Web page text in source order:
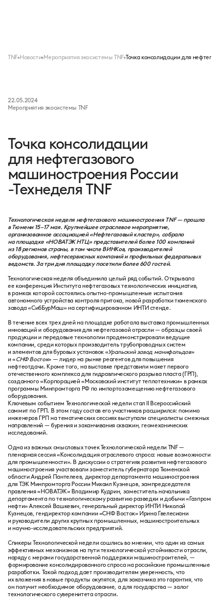
TNF Новости Мероприятия экосистемы TNF Точка консолидации для
22.05.2024
Мероприятия экосистемы TNF
Точка консолидации
для нефтегазового
машиностроения России
-Технеделя TNF
Технологическая неделя нефтегазового машиностроения TNF — прошла
в Тюмени 15–17 мая. Крупнейшее отраслевое мероприятие,
организованное ассоциацией «Нефтегазовый кластер», собрало
на площадке «НОВАТЭК НТЦ» представителей более 100 компаний
из 18 регионов страны, в том числе ВИНКов, производителей
оборудования, нефтесервисных компаний и профильных федеральных
ведомств. За три дня площадку посетили более 600 гостей.
Технологическая неделя объединила целый ряд событий. Открывала
ее конференция Института нефтегазовых технологических инициатив,
в рамках которой состоялись опытно-промышленные испытания
автономного устройства контроля притока, новой разработки тюменского
завода «СибБурМаш» на сертифицированном ИНТИ стенде.
В течение всех трех дней на площадке работала выставка промышленных
инноваций и оборудования для нефтегазовой отрасли — образцы своей
продукции и передовые технологии продемонстрировали ведущие
компании, среди которых производитель трубопроводных систем
и элементов для буровых установок «Уральский завод манифольдов»
и «СНФ Восток» — лидер на рынке реагентов для повышения
нефтеотдачи. Кроме того, на выставке представили макет первого
отечественного комплекса для гидравлического разрыва пласта (ГРП),
созданного «Корпорацией «Московский институт теплотехники» в рамках
программы Минпромторга РФ по импортозамещению нефтегазового
оборудования.
Ключевым событием Технологической недели стал II Всероссийский
саммит по ГРП. В этом году состав его участников расширился: помимо
инженеров ГРП на тематических сессиях выступали специалисты смежных
направлений — бурения и заканчивания скважин, геомеханических
исследований.
Одна из важных смысловых точек Технологической недели TNF —
пленарная сессия «Консолидация отраслевого спроса: новые возможности
для промышленности». В дискуссии о стратегиях развития нефтегазового
машиностроения участвовали заместитель губернатора Тюменской
области Андрей Пантелеев, директор департамента машиностроения
для ТЭК Минпромторга России Михаил Кузнецов, зампредседателя
правления «НОВАТЭК» Владимир Кудрин, заместитель начальника
департамента по технологическому развитию разведки и добычи «Газпром
нефти» Алексей Вашкевич, генеральный директор ИНТИ Николай
Кузнецов, гендиректор компании «СНФ Восток» Ирина Гвелесиани
и руководители других крупных промышленных, машиностроительных
и научно-исследовательских предприятий.
Спикеры Технологической недели сошлись во мнении, что один из самых
эффективных механизмов на пути технологической устойчивости отрасли,
наряду с мерами государственной поддержки машиностроителей, —
формирование консолидированного спроса на российские промышленные
разработки. Такой подход дает производителям уверенность, что
их вложения в новые продукты окупятся, для заказчика это гарантия, что
он получит необходимое оборудование, а для государства — залог
технологического суверенитета отрасли.